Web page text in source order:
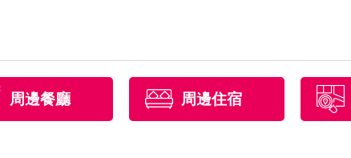
周邊餐廳 周邊住宿